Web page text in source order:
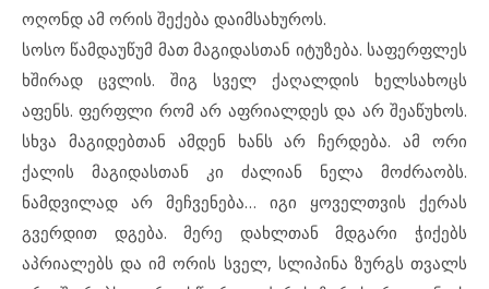
ოღონდ ამ ორის შექება დაიმსახუროს.
სოსო წამდაუწუმ მათ მაგიდასთან იტუზება. საფერფლეს
ხშირად ცვლის. შიგ სველ ქაღალდის ხელსახოცს
აფენს. ფერფლი რომ არ აფრიალდეს და არ შეაწუხოს.
სხვა მაგიდებთან ამდენ ხანს არ ჩერდება. ამ ორი
ქალის მაგიდასთან კი ძალიან ნელა მოძრაობს.
ნამდვილად არ მეჩვენება… იგი ყოველთვის ქერას
გვერდით დგება. მერე დახლთან მდგარი ჭიქებს
აპრიალებს და იმ ორის სველ, სლიპინა ზურგს თვალს